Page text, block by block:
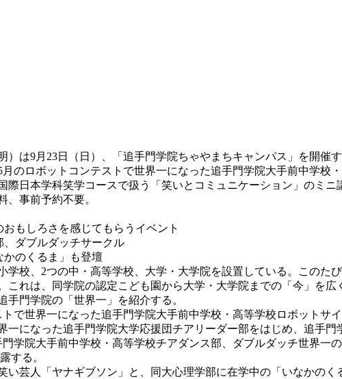
は9月23日（日）、「追手門学院ちゃやまちキャンパス」を開催
のロボットコンテストで世界一になった追手門学院大手前中学校
際日本学科笑学コースで扱う「笑いとコミュニケーション」のミ
、事前予約不要。
もしろさを感じてもらうイベント
ダブルダッチサークル
のくるま」も登壇
校、2つの中・高等学校、大学・大学院を設置している。このた
れは、同学院の認定こども園から大学・大学院までの「今」を
門学院の「世界一」を紹介する。
で世界一になった追手門学院大手前中学校・高等学校ロボットサ
一になった追手門学院大学応援団チアリーダー部をはじめ、追手
学院大手前中学校・高等学校チアダンス部、ダブルダッチ世界一
する。
芸人「ヤナギブソン」と、同大心理学部に在学中の「いなかの